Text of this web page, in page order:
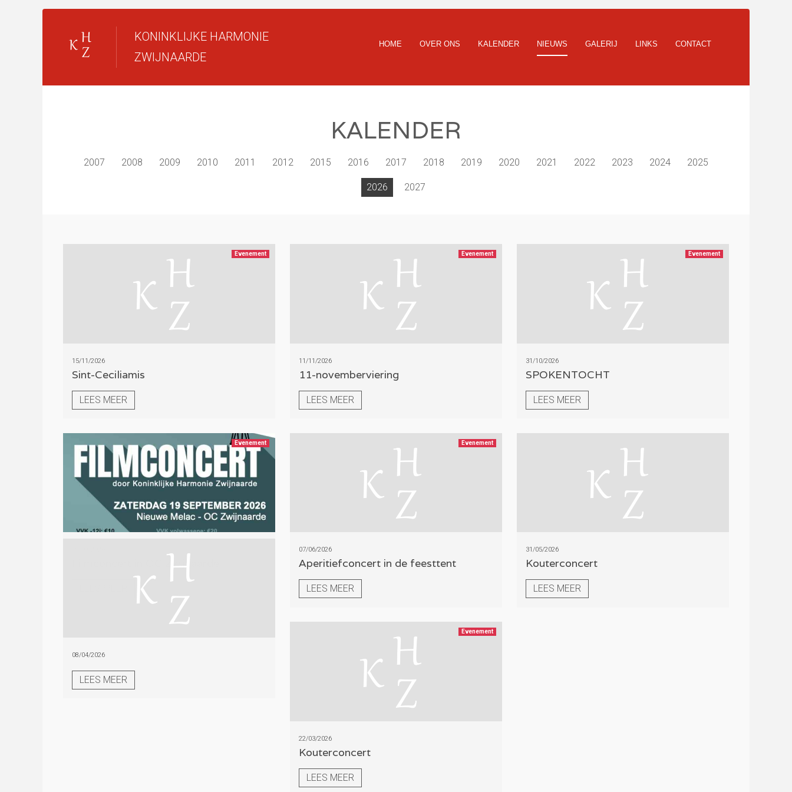
HOME OVER ONS KALENDER NIEUWS GALERIJ LINKS CONTACT
KONINKLIJKE HARMONIE
ZWIJNAARDE
KALENDER
2007 2008 2009 2010 2011 2012 2015 2016 2017 2018 2019 2020 2021 2022 2023 2024 2025
2026 2027
Evenement
15/11/2026
Sint-Ceciliamis
LEES MEER
Evenement
11/11/2026
11-novemberviering
LEES MEER
Evenement
31/10/2026
SPOKENTOCHT
LEES MEER
Evenement
Filmconcert in OC Zwijnaarde
Evenement
07/06/2026
Aperitiefconcert in de feesttent
LEES MEER
31/05/2026
Kouterconcert
LEES MEER
08/04/2026
LEES MEER
Evenement
22/03/2026
Kouterconcert
LEES MEER